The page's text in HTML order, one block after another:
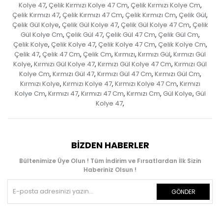
Kolye 47, Çelik Kırmızı Kolye 47 Cm, Çelik Kırmızı Kolye Cm,
Çelik Kırmızı 47, Çelik Kırmızı 47 Cm, Çelik Kırmızı Cm, Çelik Gül,
Çelik Gül Kolye, Çelik Gül Kolye 47, Çelik Gül Kolye 47 Cm, Çelik
Gül Kolye Cm, Çelik Gül 47, Çelik Gül 47 Cm, Çelik Gül Cm,
Çelik Kolye, Çelik Kolye 47, Çelik Kolye 47 Cm, Çelik Kolye Cm,
Çelik 47, Çelik 47 Cm, Çelik Cm, Kırmızı, Kırmızı Gül, Kırmızı Gül
Kolye, Kırmızı Gül Kolye 47, Kırmızı Gül Kolye 47 Cm, Kırmızı Gül
Kolye Cm, Kırmızı Gül 47, Kırmızı Gül 47 Cm, Kırmızı Gül Cm,
Kırmızı Kolye, Kırmızı Kolye 47, Kırmızı Kolye 47 Cm, Kırmızı
Kolye Cm, Kırmızı 47, Kırmızı 47 Cm, Kırmızı Cm, Gül Kolye, Gül
Kolye 47,
BIZDEN HABERLER
Bültenimize Üye Olun ! Tüm İndirim ve Fırsatlardan İlk Sizin
Haberiniz Olsun !
GÖNDER